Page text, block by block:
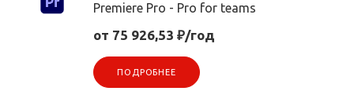
Premiere Pro - Pro for teams
от 75 926,53 ₽/год
ПОДРОБНЕЕ